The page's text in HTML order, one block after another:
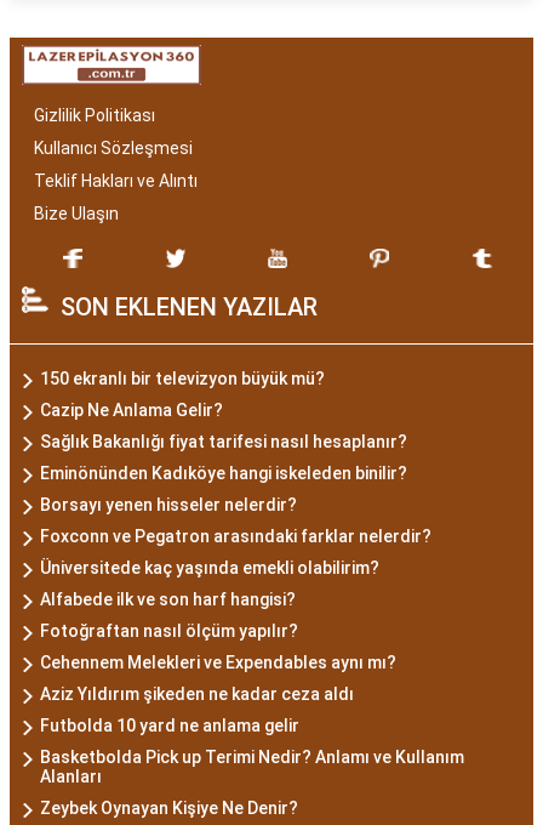
Gizlilik Politikası
Kullanıcı Sözleşmesi
Teklif Hakları ve Alıntı
Bize Ulaşın
SON EKLENEN YAZILAR
150 ekranlı bir televizyon büyük mü?
Cazip Ne Anlama Gelir?
Sağlık Bakanlığı fiyat tarifesi nasıl hesaplanır?
Eminönünden Kadıköye hangi iskeleden binilir?
Borsayı yenen hisseler nelerdir?
Foxconn ve Pegatron arasındaki farklar nelerdir?
Üniversitede kaç yaşında emekli olabilirim?
Alfabede ilk ve son harf hangisi?
Fotoğraftan nasıl ölçüm yapılır?
Cehennem Melekleri ve Expendables aynı mı?
Aziz Yıldırım şikeden ne kadar ceza aldı
Futbolda 10 yard ne anlama gelir
Basketbolda Pick up Terimi Nedir? Anlamı ve Kullanım
Alanları
Zeybek Oynayan Kişiye Ne Denir?